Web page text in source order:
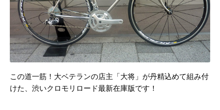
この道一筋！大ベテランの店主「大将」が丹精込めて組み付
けた、渋いクロモリロード最新在庫版です！